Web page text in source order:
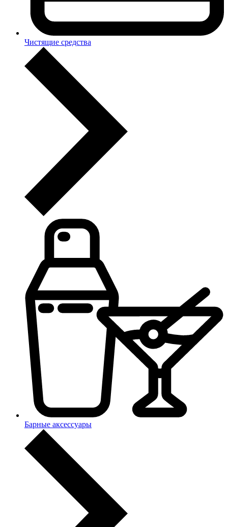
Чистящие средства
Барные аксессуары